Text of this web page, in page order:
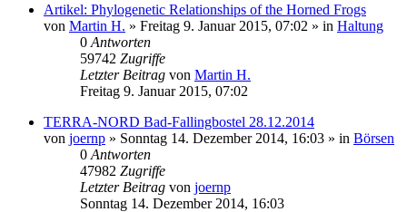
Artikel: Phylogenetic Relationships of the Horned Frogs
von Martin H. » Freitag 9. Januar 2015, 07:02 » in Haltung
0 Antworten
59742 Zugriffe
Letzter Beitrag von Martin H.
Freitag 9. Januar 2015, 07:02
TERRA-NORD Bad-Fallingbostel 28.12.2014
von joernp » Sonntag 14. Dezember 2014, 16:03 » in Börsen
0 Antworten
47982 Zugriffe
Letzter Beitrag von joernp
Sonntag 14. Dezember 2014, 16:03